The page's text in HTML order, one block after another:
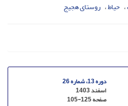
حیاط روستای هجیج
دوره 13، شماره 26
اسفند 1403
صفحه105-125